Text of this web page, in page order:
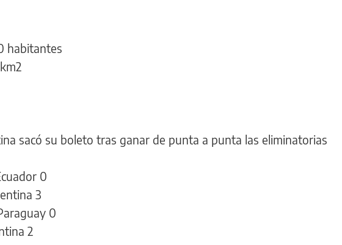
habitantes
sacó su boleto tras ganar de punta a punta las eliminatorias
0
3
0
2